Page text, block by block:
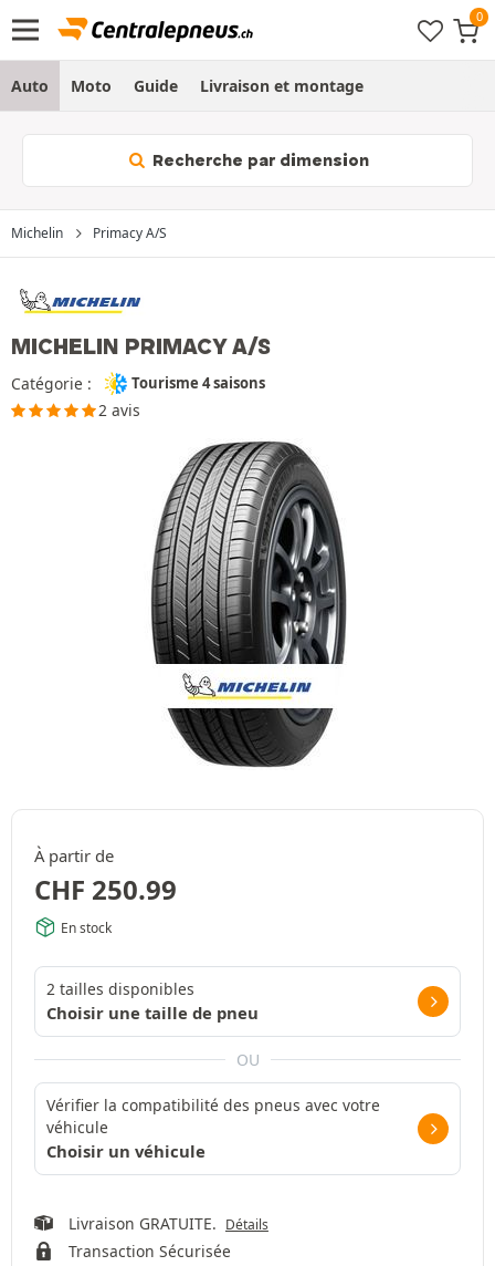
Auto Moto Guide Livraison et montage
Recherche par dimension
Michelin Primacy A/S
MICHELIN PRIMACY A/S
Catégorie : Tourisme 4 saisons
2 avis
À partir de
CHF 250.99
En stock
2 tailles disponibles
Choisir une taille de pneu
OU
Vérifier la compatibilité des pneus avec votre
véhicule
Choisir un véhicule
Livraison GRATUITE. Détails
Transaction Sécurisée